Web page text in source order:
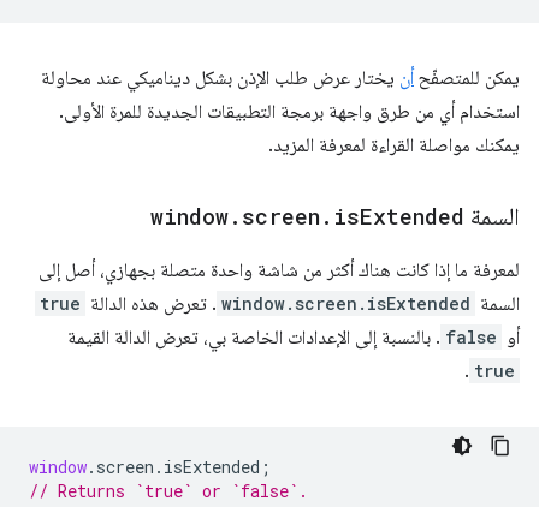
يمكن للمتصفّح أن يختار عرض طلب الإذن بشكل ديناميكي عند محاولة
استخدام أي من طرق واجهة برمجة التطبيقات الجديدة للمرة الأولى.
يمكنك مواصلة القراءة لمعرفة المزيد.
السمة window. screen . isExtended
لمعرفة ما إذا كانت هناك أكثر من شاشة واحدة متصلة بجهازي، أصل إلى
السمة window.screen.isExtended . تعرض هذه الدالة true
أو false . بالنسبة إلى الإعدادات الخاصة بي، تعرض الدالة القيمة
true
.
window. screen . isExtended ;
// Returns `true` or `false`.